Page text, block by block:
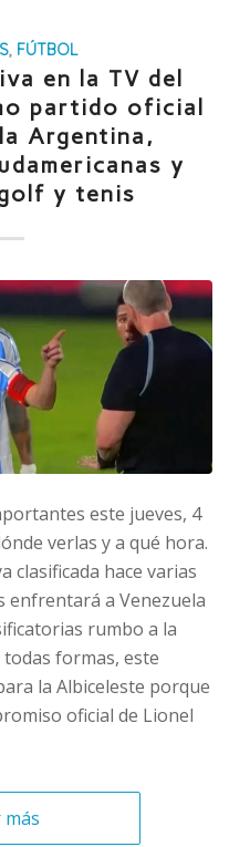
, FÚTBOL
en la TV del
partido oficial
Argentina,
y
y tenis
este jueves, 4
verlas y a qué hora.
clasificada hace varias
enfrentará a Venezuela
rumbo a la
formas, este
la Albiceleste porque
oficial de Lionel
más